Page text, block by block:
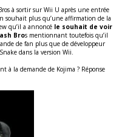
à sortir sur Wii U après une entrée
souhait plus qu’une affirmation de la
qu’il a annoncé le souhait de voir
Bros mentionnant toutefois qu’il
de fan plus que de développeur
dans la version Wii.
à la demande de Kojima ? Réponse